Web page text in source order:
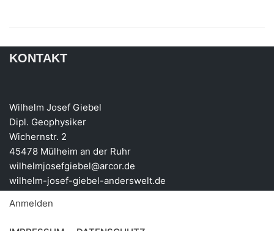
KONTAKT
Wilhelm Josef Giebel
Dipl. Geophysiker
Wichernstr. 2
45478 Mülheim an der Ruhr
wilhelmjosefgiebel@arcor.de
wilhelm-josef-giebel-anderswelt.de
Anmelden